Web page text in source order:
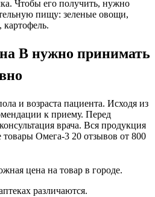
Чтобы его получить, нужно
пищу: зеленые овощи,
B нужно принимать
и возраста пациента. Исходя из
к приему. Перед
врача. Вся продукция
товары Омега-3 20 отзывов от 800
цена на товар в городе.
различаются.